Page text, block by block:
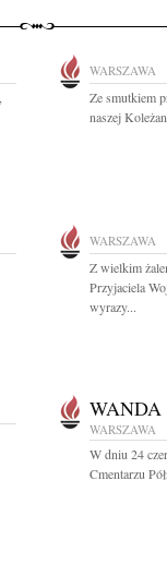
WARSZAWA
Ze smutkiem
naszej
WARSZAWA
Z wielkim
Przyjaciela
wyrazy...
WARSZAWA
W dniu 24
Cmentarzu